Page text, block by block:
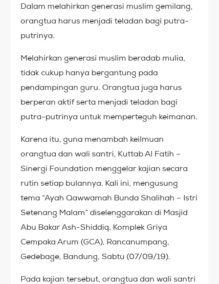
Dalam melahirkan generasi muslim gemilang,
orangtua harus menjadi teladan bagi putra-
putrinya.
Melahirkan generasi muslim beradab mulia,
tidak cukup hanya bergantung pada
pendampingan guru. Orangtua juga harus
berperan aktif serta menjadi teladan bagi
putra-putrinya untuk memperteguh keimanan.
Karena itu, guna menambah keilmuan
orangtua dan wali santri, Kuttab Al Fatih –
Sinergi Foundation menggelar kajian secara
rutin setiap bulannya. Kali ini, mengusung
tema “Ayah Qawwamah Bunda Shalihah – Istri
Setenang Malam” diselenggarakan di Masjid
Abu Bakar Ash-Shiddiq, Komplek Griya
Cempaka Arum (GCA), Rancanumpang,
Gedebage, Bandung, Sabtu (07/09/19).
Pada kajian tersebut, orangtua dan wali santri